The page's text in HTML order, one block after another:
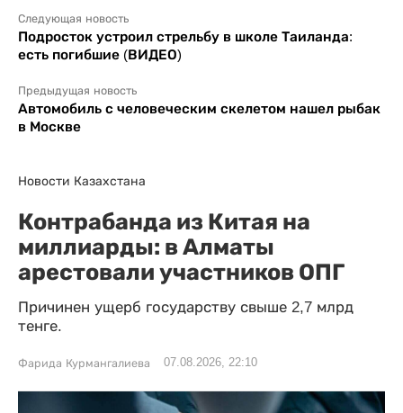
Следующая новость
Подросток устроил стрельбу в школе Таиланда:
есть погибшие (ВИДЕО)
Предыдущая новость
Автомобиль с человеческим скелетом нашел рыбак
в Москве
Новости Казахстана
Контрабанда из Китая на
миллиарды: в Алматы
арестовали участников ОПГ
Причинен ущерб государству свыше 2,7 млрд
тенге.
Фарида Курмангалиева 07.08.2026, 22:10